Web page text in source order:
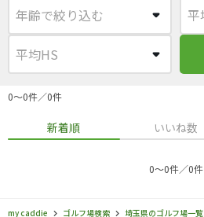
0〜0件／0件
新着順 いいね数
0〜0件／0件
my caddie ゴルフ場検索 埼玉県のゴルフ場一覧